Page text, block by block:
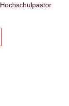
Hochschulpastor